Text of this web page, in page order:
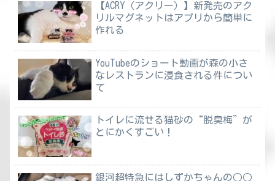
【ACRY（アクリー）】新発売のアク
リルマグネットはアプリから簡単に
作れる
YouTubeのショート動画が森の小さ
なレストランに浸食される件につい
て
トイレに流せる猫砂の“脱臭梅”が
とにかくすごい！
銀河超特急にはしずかちゃんの○○